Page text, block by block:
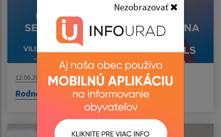
Nezobrazovať
12.06.2026
Rodné Senné